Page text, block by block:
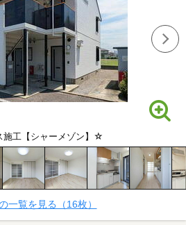
施工【シャーメゾン】☆
一覧を見る（16枚）